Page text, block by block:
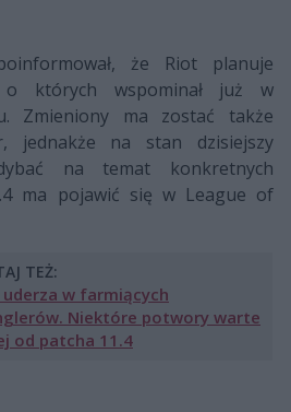
że Riot planuje
których wspominał już w
Zmieniony ma zostać także
jednakże na stan dzisiejszy
na temat konkretnych
ma pojawić się w League of
TEŻ:
w farmiących
Niektóre potwory warte
od patcha 11.4